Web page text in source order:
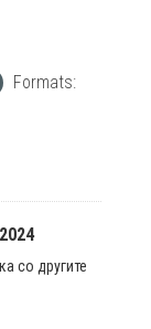
Formats:
со другите